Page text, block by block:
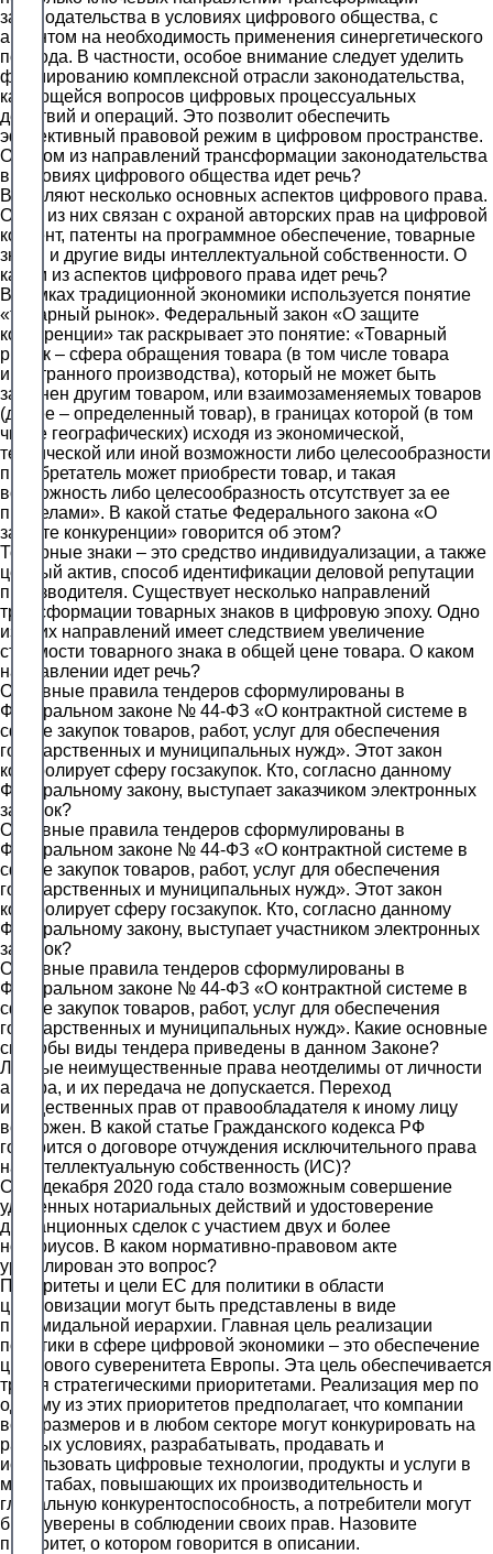
законодательства в условиях цифрового общества, с
акцентом на необходимость применения синергетического
подхода. В частности, особое внимание следует уделить
формированию комплексной отрасли законодательства,
касающейся вопросов цифровых процессуальных
действий и операций. Это позволит обеспечить
эффективный правовой режим в цифровом пространстве.
О каком из направлений трансформации законодательства
в условиях цифрового общества идет речь?
Выделяют несколько основных аспектов цифрового права.
Один из них связан с охраной авторских прав на цифровой
контент, патенты на программное обеспечение, товарные
знаки и другие виды интеллектуальной собственности. О
каком из аспектов цифрового права идет речь?
В рамках традиционной экономики используется понятие
«товарный рынок». Федеральный закон «О защите
конкуренции» так раскрывает это понятие: «Товарный
рынок – сфера обращения товара (в том числе товара
иностранного производства), который не может быть
заменен другим товаром, или взаимозаменяемых товаров
(далее – определенный товар), в границах которой (в том
числе географических) исходя из экономической,
технической или иной возможности либо целесообразности
приобретатель может приобрести товар, и такая
возможность либо целесообразность отсутствует за ее
пределами». В какой статье Федерального закона «О
защите конкуренции» говорится об этом?
Товарные знаки – это средство индивидуализации, а также
ценный актив, способ идентификации деловой репутации
производителя. Существует несколько направлений
трансформации товарных знаков в цифровую эпоху. Одно
из этих направлений имеет следствием увеличение
стоимости товарного знака в общей цене товара. О каком
направлении идет речь?
Основные правила тендеров сформулированы в
Федеральном законе № 44-ФЗ «О контрактной системе в
сфере закупок товаров, работ, услуг для обеспечения
государственных и муниципальных нужд». Этот закон
контролирует сферу госзакупок. Кто, согласно данному
Федеральному закону, выступает заказчиком электронных
закупок?
Основные правила тендеров сформулированы в
Федеральном законе № 44-ФЗ «О контрактной системе в
сфере закупок товаров, работ, услуг для обеспечения
государственных и муниципальных нужд». Этот закон
контролирует сферу госзакупок. Кто, согласно данному
Федеральному закону, выступает участником электронных
закупок?
Основные правила тендеров сформулированы в
Федеральном законе № 44-ФЗ «О контрактной системе в
сфере закупок товаров, работ, услуг для обеспечения
государственных и муниципальных нужд». Какие основные
способы виды тендера приведены в данном Законе?
Личные неимущественные права неотделимы от личности
автора, и их передача не допускается. Переход
имущественных прав от правообладателя к иному лицу
возможен. В какой статье Гражданского кодекса РФ
говорится о договоре отчуждения исключительного права
на интеллектуальную собственность (ИС)?
С 29 декабря 2020 года стало возможным совершение
удаленных нотариальных действий и удостоверение
дистанционных сделок с участием двух и более
нотариусов. В каком нормативно-правовом акте
урегулирован это вопрос?
Приоритеты и цели ЕС для политики в области
цифровизации могут быть представлены в виде
пирамидальной иерархии. Главная цель реализации
политики в сфере цифровой экономики – это обеспечение
цифрового суверенитета Европы. Эта цель обеспечивается
тремя стратегическими приоритетами. Реализация мер по
одному из этих приоритетов предполагает, что компании
всех размеров и в любом секторе могут конкурировать на
равных условиях, разрабатывать, продавать и
использовать цифровые технологии, продукты и услуги в
масштабах, повышающих их производительность и
глобальную конкурентоспособность, а потребители могут
быть уверены в соблюдении своих прав. Назовите
приоритет, о котором говорится в описании.